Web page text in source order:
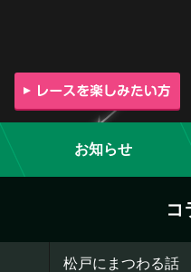
お知らせ
コ
松戸にまつわる話